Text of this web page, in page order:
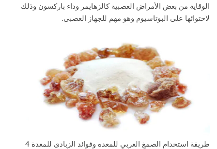
الوقاية من بعض الأمراض العصبية كالزهايمر وداء باركسون وذلك
لاحتوائها على البوتاسيوم وهو مهم للجهاز العصبى.
طريقة استخدام الصمغ العربي للمعده وفوائد الزبادى للمعدة 4